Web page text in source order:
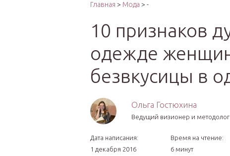
Главная > Мода > -
10 признаков
одежде
безвкусицы в
Ольга Гостюхина
Ведущий визионер и
Дата написания:
1 декабря 2016
Время на чтение:
6 минут